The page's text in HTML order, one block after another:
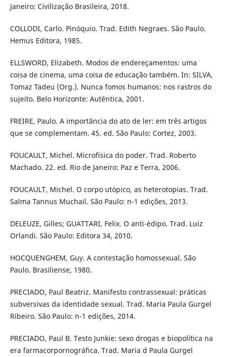
Janeiro: Civilização Brasileira, 2018.
COLLODI, Carlo. Pinóquio. Trad. Edith Negraes. São Paulo.
Hemus Editora, 1985.
ELLSWORD, Elizabeth. Modos de endereçamentos: uma
coisa de cinema, uma coisa de educação também. In: SILVA,
Tomaz Tadeu (Org.). Nunca fomos humanos: nos rastros do
sujeito. Belo Horizonte: Autêntica, 2001.
FREIRE, Paulo. A importância do ato de ler: em três artigos
que se complementam. 45. ed. São Paulo: Cortez, 2003.
FOUCAULT, Michel. Microfísica do poder. Trad. Roberto
Machado. 22. ed. Rio de Janeiro: Paz e Terra, 2006.
FOUCAULT, Michel. O corpo utópico, as heterotopias. Trad.
Salma Tannus Muchail. São Paulo: n-1 edições, 2013.
DELEUZE, Gilles; GUATTARI, Felix. O anti-édipo. Trad. Luiz
Orlandi. São Paulo: Editora 34, 2010.
HOCQUENGHEM, Guy. A contestação homossexual. São
Paulo. Brasiliense, 1980.
PRECIADO, Paul Beatriz. Manifesto contrassexual: práticas
subversivas da identidade sexual. Trad. Maria Paula Gurgel
Ribeiro. São Paulo: n-1 edições, 2014.
PRECIADO, Paul B. Testo Junkie: sexo drogas e biopolítica na
era farmacorpornográfica. Trad. Maria d Paula Gurgel